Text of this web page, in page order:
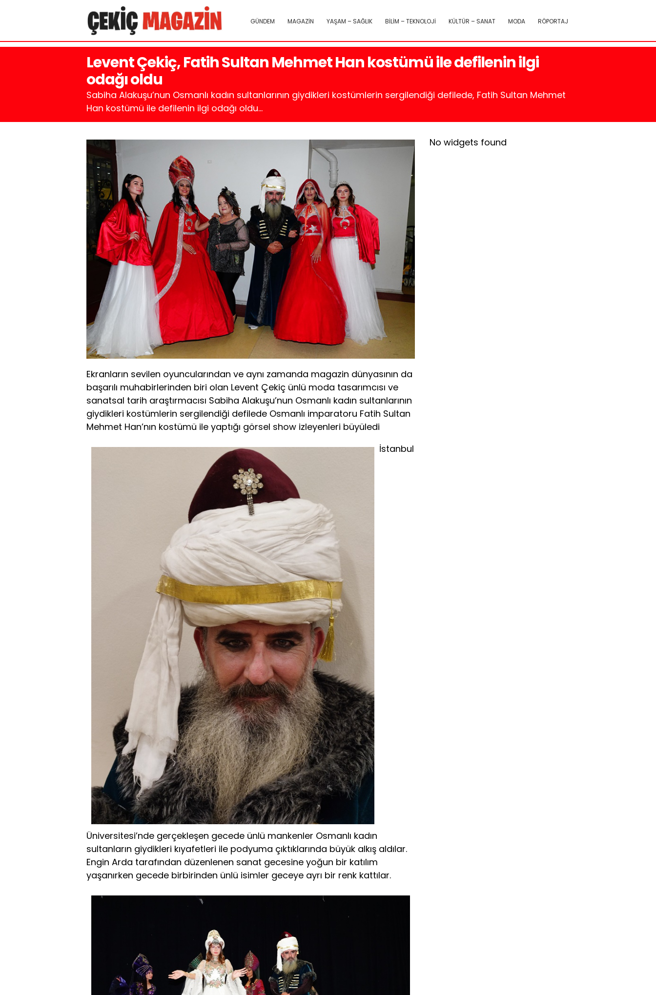
GÜNDEM MAGAZİN YAŞAM – SAĞLIK BİLİM – TEKNOLOJİ KÜLTÜR – SANAT MODA RÖPORTAJ
Levent Çekiç, Fatih Sultan Mehmet Han kostümü ile defilenin ilgi
odağı oldu
Sabiha Alakuşu’nun Osmanlı kadın sultanlarının giydikleri kostümlerin sergilendiği defilede, Fatih Sultan Mehmet
Han kostümü ile defilenin ilgi odağı oldu...
Ekranların sevilen oyuncularından ve aynı zamanda magazin dünyasının da
başarılı muhabirlerinden biri olan Levent Çekiç ünlü moda tasarımcısı ve
sanatsal tarih araştırmacısı Sabiha Alakuşu’nun Osmanlı kadın sultanlarının
giydikleri kostümlerin sergilendiği defilede Osmanlı imparatoru Fatih Sultan
Mehmet Han’nın kostümü ile yaptığı görsel show izleyenleri büyüledi
İstanbul
Üniversitesi’nde gerçekleşen gecede ünlü mankenler Osmanlı kadın
sultanların giydikleri kıyafetleri ile podyuma çıktıklarında büyük alkış aldılar.
Engin Arda tarafından düzenlenen sanat gecesine yoğun bir katılım
yaşanırken gecede birbirinden ünlü isimler geceye ayrı bir renk kattılar.
No widgets found